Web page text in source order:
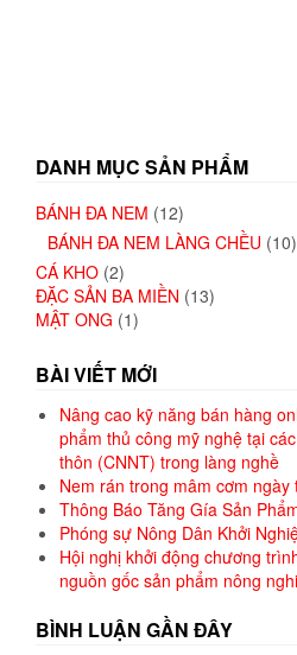
DANH MỤC SẢN PHẨM
BÁNH ĐA NEM (12)
BÁNH ĐA NEM LÀNG CHỀU (10)
CÁ KHO (2)
ĐẶC SẢN BA MIỀN (13)
MẬT ONG (1)
BÀI VIẾT MỚI
Nâng cao kỹ năng bán hàng
phẩm thủ công mỹ nghệ tại
thôn (CNNT) trong làng nghề
Nem rán trong mâm cơm ngày
Thông Báo Tăng Gía Sản
Phóng sự Nông Dân Khởi
Hội nghị khởi động chương
nguồn gốc sản phẩm nông
BÌNH LUẬN GẦN ĐÂY